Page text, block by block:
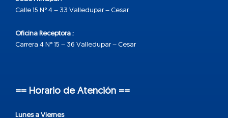
Calle 15 N° 4 – 33 Valledupar – Cesar
Oficina Receptora :
Carrera 4 N° 15 – 36 Valledupar – Cesar
== Horario de Atención ==
Lunes a Viernes